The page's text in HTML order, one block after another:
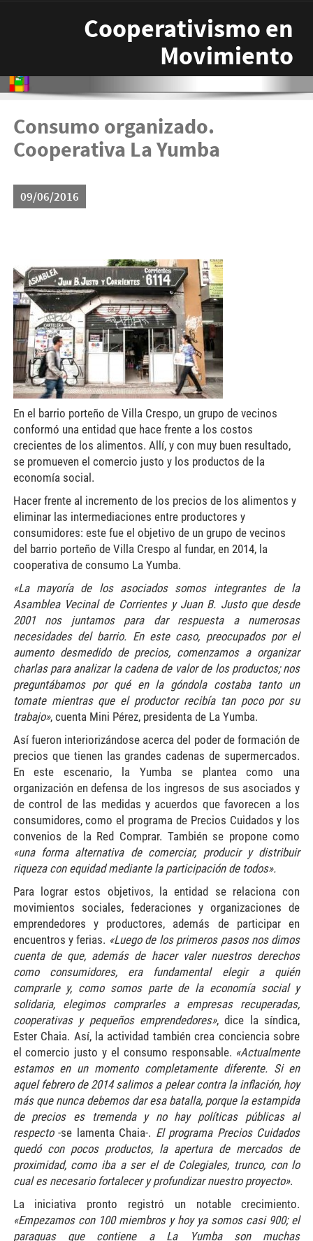
Cooperativismo en
Movimiento
Consumo organizado.
Cooperativa La Yumba
09/06/2016
yumba2-300x199.jpg
En el barrio porteño de Villa Crespo, un grupo de vecinos
conformó una entidad que hace frente a los costos
crecientes de los alimentos. Allí, y con muy buen resultado,
se promueven el comercio justo y los productos de la
economía social.
Hacer frente al incremento de los precios de los alimentos y
eliminar las intermediaciones entre productores y
consumidores: este fue el objetivo de un grupo de vecinos
del barrio porteño de Villa Crespo al fundar, en 2014, la
cooperativa de consumo La Yumba.
«La mayoría de los asociados somos integrantes de la
Asamblea Vecinal de Corrientes y Juan B. Justo que desde
2001 nos juntamos para dar respuesta a numerosas
necesidades del barrio. En este caso, preocupados por el
aumento desmedido de precios, comenzamos a organizar
charlas para analizar la cadena de valor de los productos; nos
preguntábamos por qué en la góndola costaba tanto un
tomate mientras que el productor recibía tan poco por su
trabajo», cuenta Mini Pérez, presidenta de La Yumba.
Así fueron interiorizándose acerca del poder de formación de
precios que tienen las grandes cadenas de supermercados.
En este escenario, la Yumba se plantea como una
organización en defensa de los ingresos de sus asociados y
de control de las medidas y acuerdos que favorecen a los
consumidores, como el programa de Precios Cuidados y los
convenios de la Red Comprar. También se propone como
«una forma alternativa de comerciar, producir y distribuir
riqueza con equidad mediante la participación de todos».
Para lograr estos objetivos, la entidad se relaciona con
movimientos sociales, federaciones y organizaciones de
emprendedores y productores, además de participar en
encuentros y ferias. «Luego de los primeros pasos nos dimos
cuenta de que, además de hacer valer nuestros derechos
como consumidores, era fundamental elegir a quién
comprarle y, como somos parte de la economía social y
solidaria, elegimos comprarles a empresas recuperadas,
cooperativas y pequeños emprendedores», dice la síndica,
Ester Chaia. Así, la actividad también crea conciencia sobre
el comercio justo y el consumo responsable. «Actualmente
estamos en un momento completamente diferente. Si en
aquel febrero de 2014 salimos a pelear contra la inflación, hoy
más que nunca debemos dar esa batalla, porque la estampida
de precios es tremenda y no hay políticas públicas al
respecto-se lamenta Chaia-. El programa Precios Cuidados
quedó con pocos productos, la apertura de mercados de
proximidad, como iba a ser el de Colegiales, trunco, con lo
cual es necesario fortalecer y profundizar nuestro proyecto».
La iniciativa pronto registró un notable crecimiento.
«Empezamos con 100 miembros y hoy ya somos casi 900; el
paraguas que contiene a La Yumba son muchas